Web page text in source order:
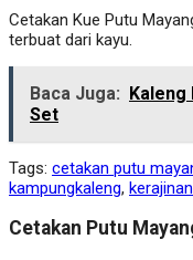
Cetakan Kue Putu
terbuat dari kayu.
Baca Juga: Kaleng
Set
Tags: cetakan putu
kampungkaleng,
Cetakan Putu